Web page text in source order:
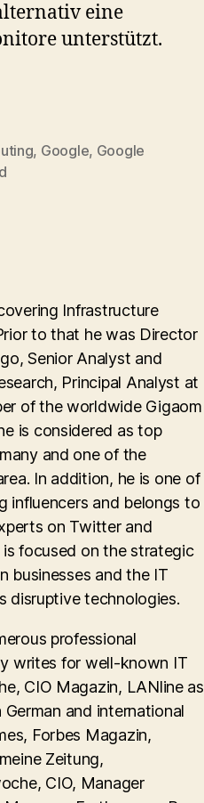
eine
unterstützt.
, Google, Google
Infrastructure
to that he was Director
Senior Analyst and
Principal Analyst at
of the worldwide Gigaom
is considered as top
and one of the
In addition, he is one of
influencers and belongs to
on Twitter and
focused on the strategic
businesses and the IT
disruptive technologies.
professional
writes for well-known IT
CIO Magazin, LANline as
and international
Forbes Magazin,
Zeitung,
CIO, Manager